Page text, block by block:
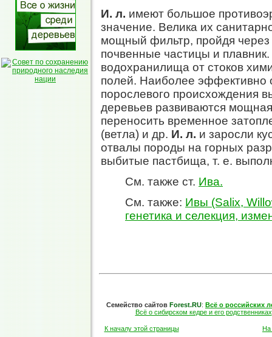
И. л. имеют большое
значение. Велика их
мощный фильтр, пройдя через
почвенные частицы и плавник.
водохранилища от стоков
полей. Наиболее
порослевого происхождения
деревьев развиваются
переносить временное
(ветла) и др. И. л. и заросли
отвалы породы на горных
выбитые пастбища, т. е.
См. также ст. Ива.
См. также: Ивы (Salix,
генетика и селекция,
Семейство сайтов Forest.RU: Всё о российских
Всё о сибирском кедре и его родственниках
К началу этой страницы На